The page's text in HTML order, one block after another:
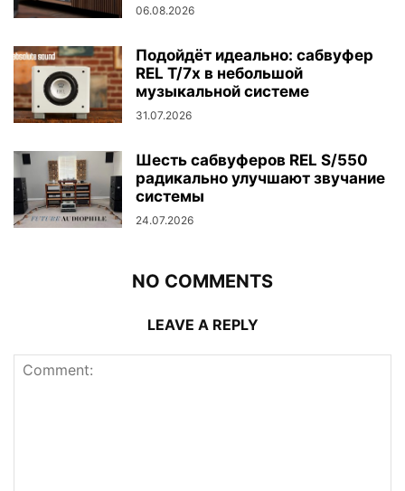
06.08.2026
Подойдёт идеально: сабвуфер
REL T/7x в небольшой
музыкальной системе
31.07.2026
Шесть сабвуферов REL S/550
радикально улучшают звучание
системы
24.07.2026
NO COMMENTS
LEAVE A REPLY